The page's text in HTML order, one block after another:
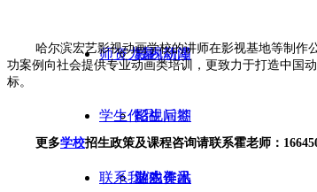
校内新闻
招生问答
业内资讯
影视动漫
影视后期
游戏美术
师资力量
学生作品
学生作品
联系我们
哈尔滨宏艺影视动画学校的讲师在影视基地等制作
功案例向社会提供专业动画类培训，更致力于打造中国
标。
更多学校招生政策及课程咨询请联系霍老师：